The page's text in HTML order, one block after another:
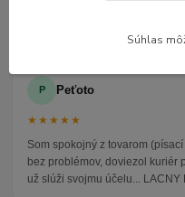
P Peťoto
★★★★★
Som spokojný z tovarom
bez problémov, doviezol kuriér
už slúži svojmu účelu... LACNY
Súhlas